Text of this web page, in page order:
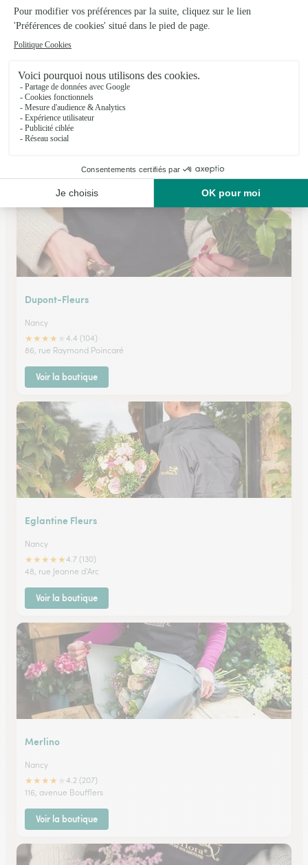
Fleur & K
Nancy
★★★★★4 (399)
228, avenue de Strasbourg BP 22310
Dupont-Fleurs
Nancy
★★★★
4.4 (104)
86, rue Raymond Poincaré
Voir la boutique
Eglantine Fleurs
Nancy
★★★★★4.7 (130)
48, rue Jeanne d'Arc
Voir la boutique
Merlino
Nancy
★★★★
4.2 (207)
116, avenue Boufflers
Voir la boutique